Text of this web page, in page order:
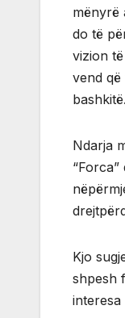
mënyrë
do të
vizion
vend
bashkitë.
Ndarja
Kjo
shpesh